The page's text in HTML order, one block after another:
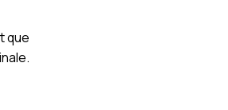
que